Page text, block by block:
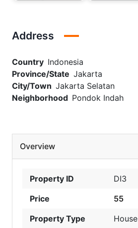
Address
Country Indonesia
Province/State Jakarta
City/Town Jakarta Selatan
Neighborhood Pondok Indah
Overview
Property ID
DI3
Price
55
Property Type
House